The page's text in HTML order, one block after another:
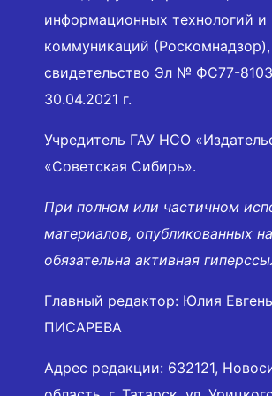
информационных технологий и
коммуникаций (Роскомнадзор),
свидетельство Эл № ФС77-
30.04.2021 г.
Учредитель ГАУ НСО
«Советская Сибирь».
При полном или частичном
материалов, опубликованных
обязательна активная
Главный редактор: Юлия
ПИСАРЕВА
Адрес редакции: 632121,